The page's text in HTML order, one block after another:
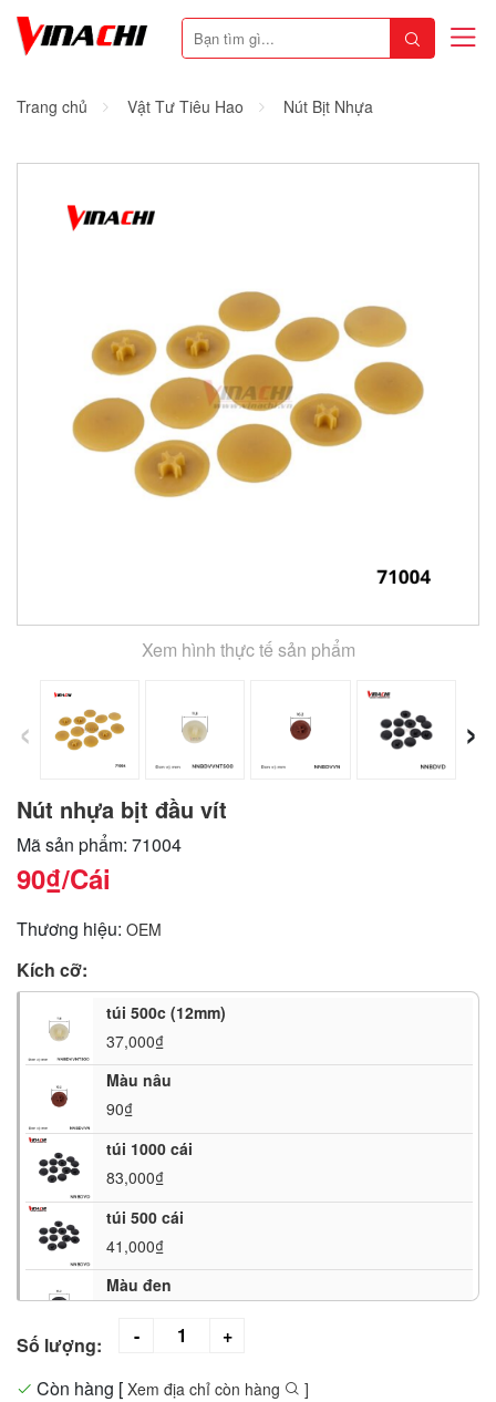
Trang chủ Vật Tư Tiêu Hao Nút Bịt Nhựa
Xem hình thực tế sản phẩm
‹ ›
Nút nhựa bịt đầu vít
Mã sản phẩm: 71004
90₫/Cái
Thương hiệu: OEM
Kích cỡ:
túi 500c (12mm)
37,000₫
Màu nâu
90₫
túi 1000 cái
83,000₫
túi 500 cái
41,000₫
Màu đen
90₫
Số lượng:
Còn hàng [ Xem địa chỉ còn hàng ]